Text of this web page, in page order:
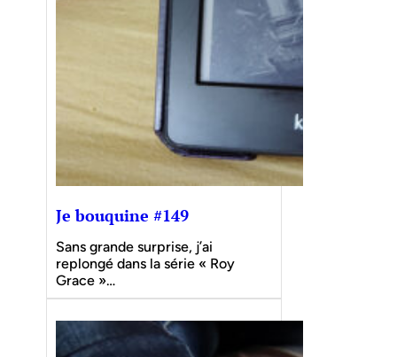
Je bouquine #149
Sans grande surprise, j’ai
replongé dans la série « Roy
Grace »…